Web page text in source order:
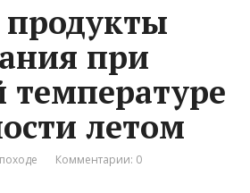
при
температуре
летом
Комментарии: 0